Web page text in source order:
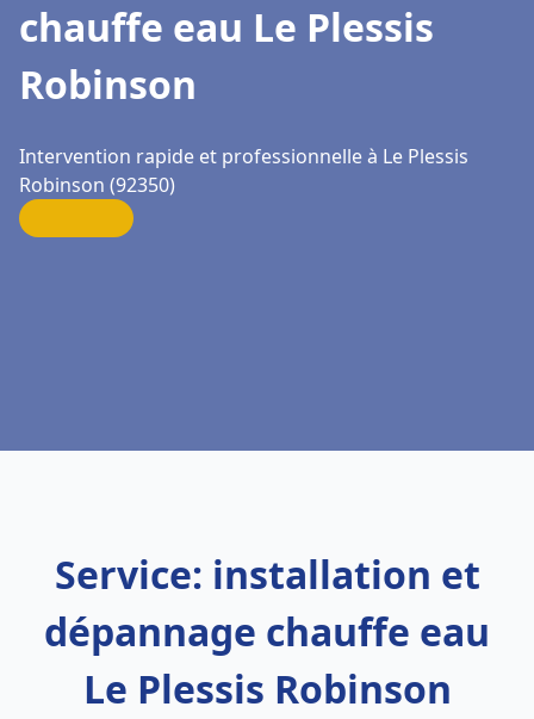
chauffe eau Le Plessis
Robinson
Intervention rapide et professionnelle à Le Plessis
Robinson (92350)
Service: installation et
dépannage chauffe eau
Le Plessis Robinson